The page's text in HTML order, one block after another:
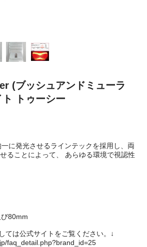
(ブッシュアンドミューラ
トゥーシー
に発光させるラインテックを採用し、両
ることによって、 あらゆる環境で視認性
80mm
ては公式サイトをご覧ください。↓
faq_detail.php?brand_id=25